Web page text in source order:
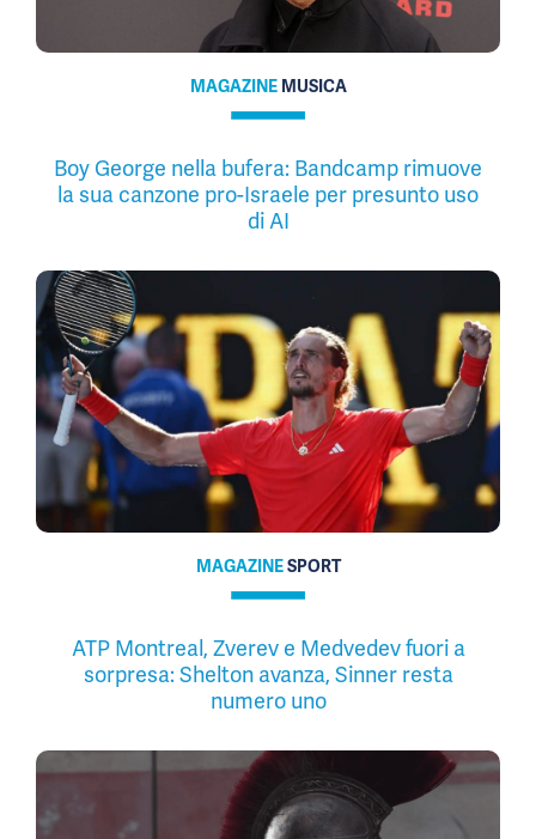
MAGAZINE MUSICA
Boy George nella bufera: Bandcamp rimuove
la sua canzone pro-Israele per presunto uso
di AI
MAGAZINESPORT
ATP Montreal, Zverev e Medvedev fuori a
sorpresa: Shelton avanza, Sinner resta
numero uno